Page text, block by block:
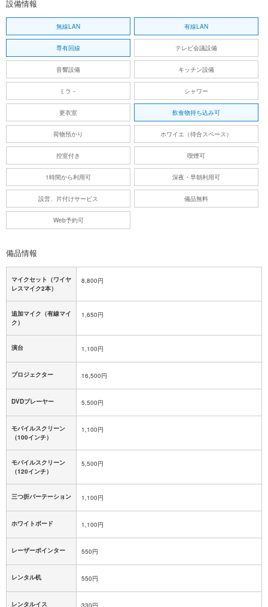
設備情報
無線LAN 有線LAN
専有回線 テレビ会議設備
音響設備 キッチン設備
ミラ－ シャワー
更衣室 飲食物持ち込み可
荷物預かり ホワイエ（待合スペース）
控室付き 喫煙可
1時間から利用可 深夜・早朝利用可
設営、片付けサービス 備品無料
Web予約可
備品情報
マイクセット（ワイヤ
レスマイク2本）
8,800円
追加マイク（有線マイ
ク）
1,650円
演台 1,100円
プロジェクター 16,500円
DVDプレーヤー 5,500円
モバイルスクリーン
（100インチ）
1,100円
モバイルスクリーン
（120インチ）
5,500円
三つ折パーテーション 1,100円
ホワイトボード 1,100円
レーザーポインター 550円
レンタル机 550円
レンタルイス